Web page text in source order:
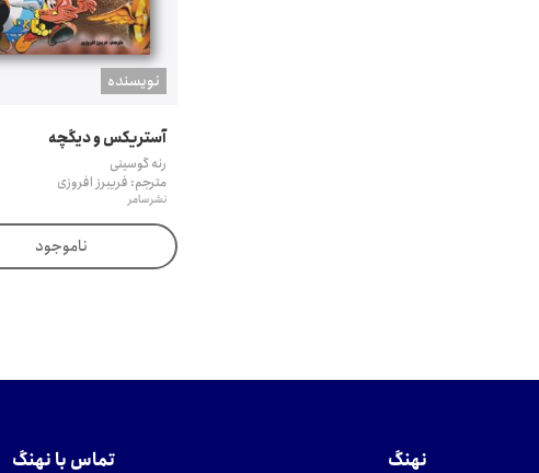
نويسنده
آستریکس و دیگچه
رنه گوسینی
مترجم: فریبرز افروزی
نشر سامر
ناموجود
نهنگ تماس با نهنگ